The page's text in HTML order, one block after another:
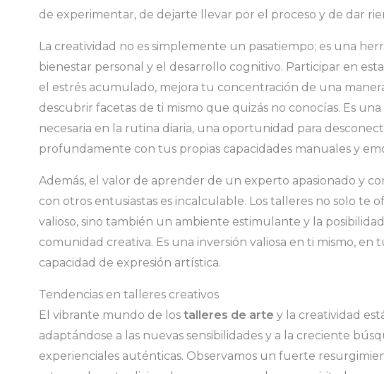
de experimentar, de dejarte llevar por el proceso y de dar
La creatividad no es simplemente un pasatiempo; es una
bienestar personal y el desarrollo cognitivo. Participar en
el estrés acumulado, mejora tu concentración de una
descubrir facetas de ti mismo que quizás no conocías. Es
necesaria en la rutina diaria, una oportunidad para
profundamente con tus propias capacidades manuales y
Además, el valor de aprender de un experto apasionado y
con otros entusiastas es incalculable. Los talleres no solo te
valioso, sino también un ambiente estimulante y la
comunidad creativa. Es una inversión valiosa en ti mismo,
capacidad de expresión artística.
Tendencias en talleres creativos
El vibrante mundo de los talleres de arte y la creatividad
adaptándose a las nuevas sensibilidades y a la creciente
experienciales auténticas. Observamos un fuerte